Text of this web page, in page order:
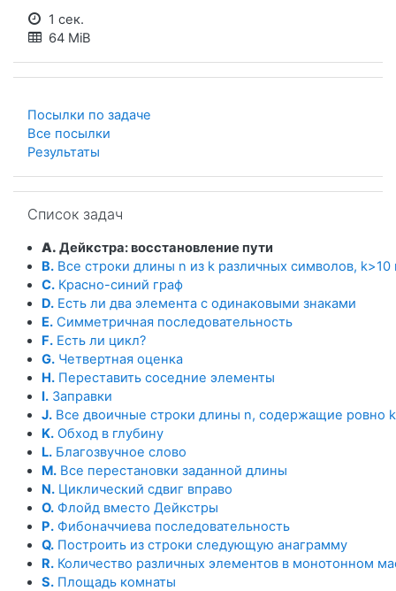
1 сек.
64 MiB
Посылки по задаче
Все посылки
Результаты
Список задач
A. Дейкстра: восстановление пути
B. Все строки длины n из k различных символов,
C. Красно-синий граф
D. Есть ли два элемента с одинаковыми знаками
E. Симметричная последовательность
F. Есть ли цикл?
G. Четвертная оценка
H. Переставить соседние элементы
I. Заправки
J. Все двоичные строки длины n, содержащие ровно
K. Обход в глубину
L. Благозвучное слово
M. Все перестановки заданной длины
N. Циклический сдвиг вправо
O. Флойд вместо Дейкстры
P. Фибоначчиева последовательность
Q. Построить из строки следующую анаграмму
R. Количество различных элементов в монотонном
S. Площадь комнаты